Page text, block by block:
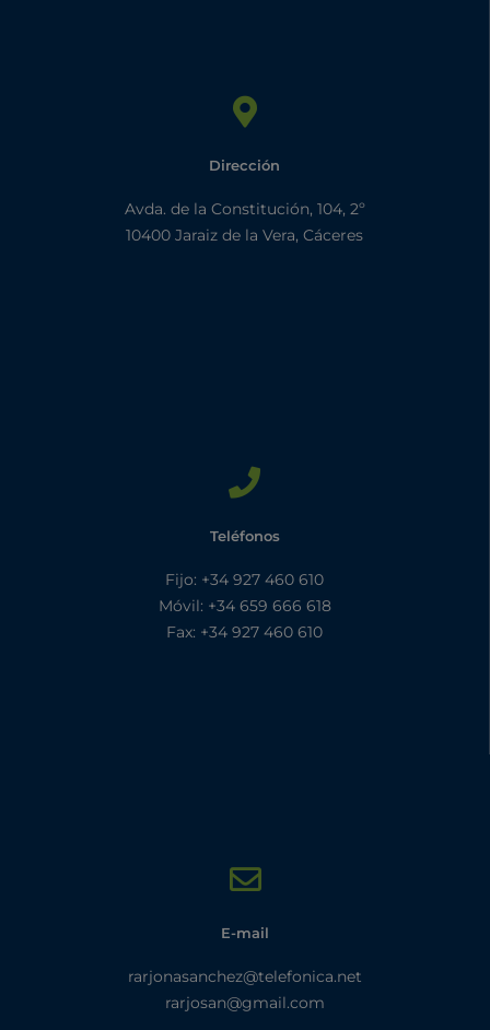
Dirección
Avda. de la Constitución, 104, 2º
10400 Jaraiz de la Vera, Cáceres
Teléfonos
Fijo: +34 927 460 610
Móvil: +34 659 666 618
Fax: +34 927 460 610
E-mail
rarjonasanchez@telefonica.net
rarjosan@gmail.com